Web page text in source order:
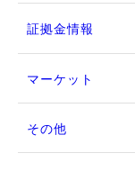
証拠金情報
マーケット
その他